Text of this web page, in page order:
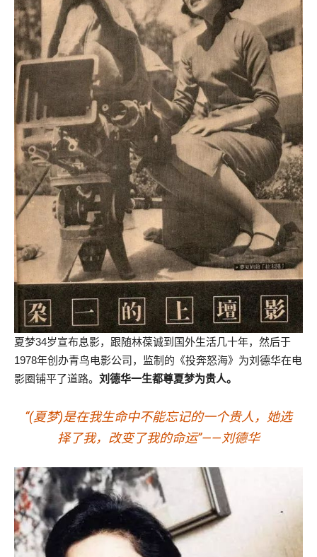
夏梦34岁宣布息影，跟随林葆诚到国外生活几十年，然后于
1978年创办青鸟电影公司，监制的《投奔怒海》为刘德华在电
影圈铺平了道路。 刘德华一生都尊夏梦为贵人。
“(夏梦)是在我生命中不能忘记的一个贵人，她选
择了我，改变了我的命运”——刘德华